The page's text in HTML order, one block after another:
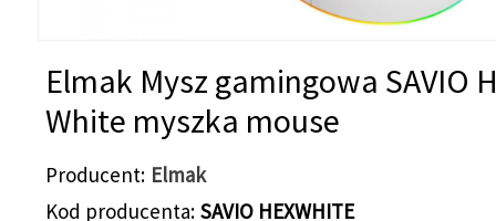
Elmak Mysz gamingowa SAVIO
White myszka mouse
Producent Elmak
Kod producenta SAVIO HEXWHITE